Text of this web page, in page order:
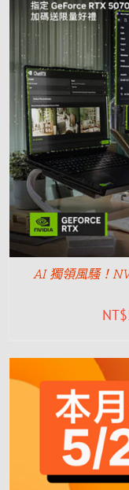
AI 獨領風騷！
NT$